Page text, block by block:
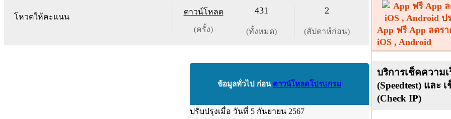
โหวตให้คะแนน
ดาวน์โหลด
(ครั้ง)
431
(ทั้งหมด)
2
(สัปดาห์ก่อน)
ข้อมูลทั่วไป ก่อน ดาวน์โหลดโปรแกรม
ปรับปรุงเมื่อ วันที่ 5 กันยายน 2567
App ฟรี App ลดร
iOS , Android
บริการเช็คความเ
(Speedtest) และ
(Check IP)